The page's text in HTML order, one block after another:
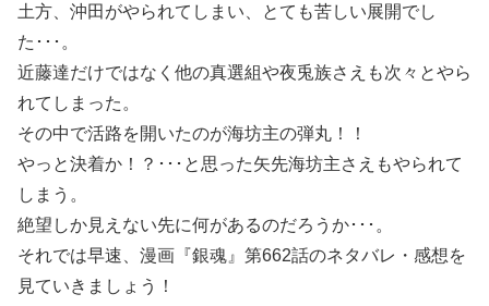
土方、沖田がやられてしまい、とても苦しい展開でし
た･･･。
近藤達だけではなく他の真選組や夜兎族さえも次々とやら
れてしまった。
その中で活路を開いたのが海坊主の弾丸！！
やっと決着か！？･･･と思った矢先海坊主さえもやられて
しまう。
絶望しか見えない先に何があるのだろうか･･･。
それでは早速、漫画『銀魂』第662話のネタバレ・感想を
見ていきましょう！